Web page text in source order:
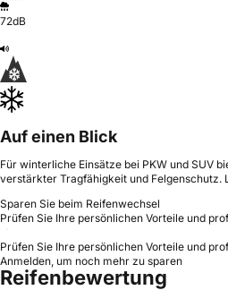
72dB
Auf einen Blick
Für winterliche Einsätze bei PKW und SUV
verstärkter Tragfähigkeit und Felgenschutz.
Sparen Sie beim Reifenwechsel
Prüfen Sie Ihre persönlichen Vorteile und
Prüfen Sie Ihre persönlichen Vorteile und
Anmelden, um noch mehr zu sparen
Reifenbewertung